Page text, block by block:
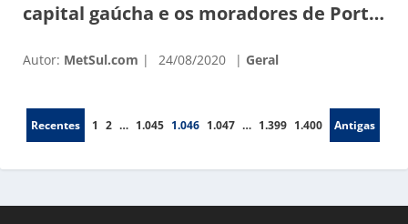
capital gaúcha e os moradores de Porto
tarde daquele 24 de agosto de 1984
estaria reservando. De repente, a
temperatura começou a cair. Ao invés
de subir, as marcas nos termômetros
despencavam no final da […]
Autor: MetSul.com 24/08/2020 Geral
Recentes 1 2 … 1.045 1.046 1.047 … 1.399 1.400 Antigas